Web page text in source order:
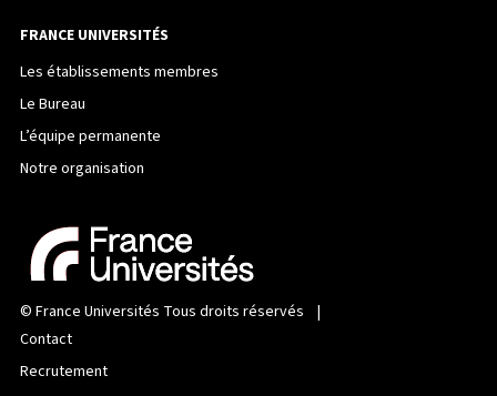
FRANCE UNIVERSITÉS
Les établissements membres
Le Bureau
L’équipe permanente
Notre organisation
© France Universités Tous droits réservés |
Contact
Recrutement